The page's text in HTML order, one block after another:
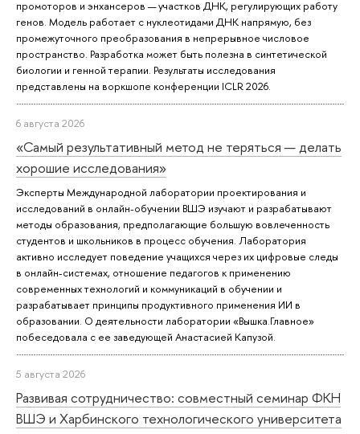
промоторов и энхансеров — участков ДНК, регулирующих работу
генов. Модель работает с нуклеотидами ДНК напрямую, без
промежуточного преобразования в непрерывное числовое
пространство. Разработка может быть полезна в синтетической
биологии и генной терапии. Результаты исследования
представлены на воркшопе конференции ICLR 2026.
6 августа 2026
«Самый результативный метод не теряться — делать
хорошие исследования»
Эксперты Международной лаборатории проектирования и
исследований в онлайн-обучении ВШЭ изучают и разрабатывают
методы образования, предполагающие большую вовлеченность
студентов и школьников в процесс обучения. Лаборатория
активно исследует поведение учащихся через их цифровые следы
в онлайн-системах, отношение педагогов к применению
современных технологий и коммуникаций в обучении и
разрабатывает принципы продуктивного применения ИИ в
образовании. О деятельности лаборатории «Вышка.Главное»
побеседовала с ее заведующей Анастасией Капузой.
5 августа 2026
Развивая сотрудничество: совместный семинар ФКН
ВШЭ и Харбинского технологического университета